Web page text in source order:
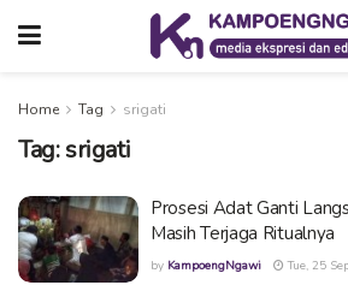
Home Tag srigati
Tag:srigati
Prosesi Adat Ganti
Masih Terjaga Ritualnya
by KampoengNgawi Tue, 25